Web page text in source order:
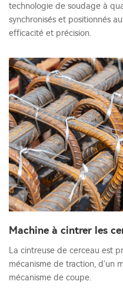
technologie de soudage à
synchronisés et positionnés
efficacité et précision.
Machine à cintrer les
La cintreuse de cerceau est
mécanisme de traction, d'un
mécanisme de coupe.